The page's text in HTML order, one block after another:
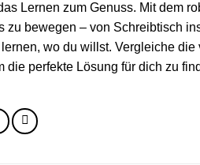
Lernen zum Genuss. Mit dem
bewegen – von Schreibtisch
wo du willst. Vergleiche die
die perfekte Lösung für dich zu